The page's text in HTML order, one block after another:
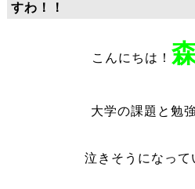
すわ！！
こんにちは！
大学の課題と勉
泣きそうになって